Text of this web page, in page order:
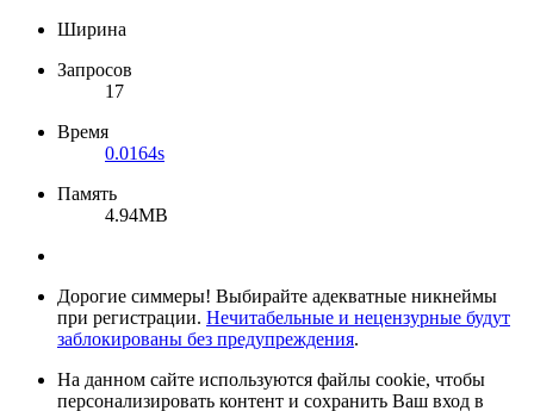
Ширина
Запросов
17
Время
0.0164s
Память
4.94MB
Дорогие симмеры! Выбирайте адекватные никнеймы
при регистрации. Нечитабельные и нецензурные будут
заблокированы без предупреждения.
На данном сайте используются файлы cookie, чтобы
персонализировать контент и сохранить Ваш вход в